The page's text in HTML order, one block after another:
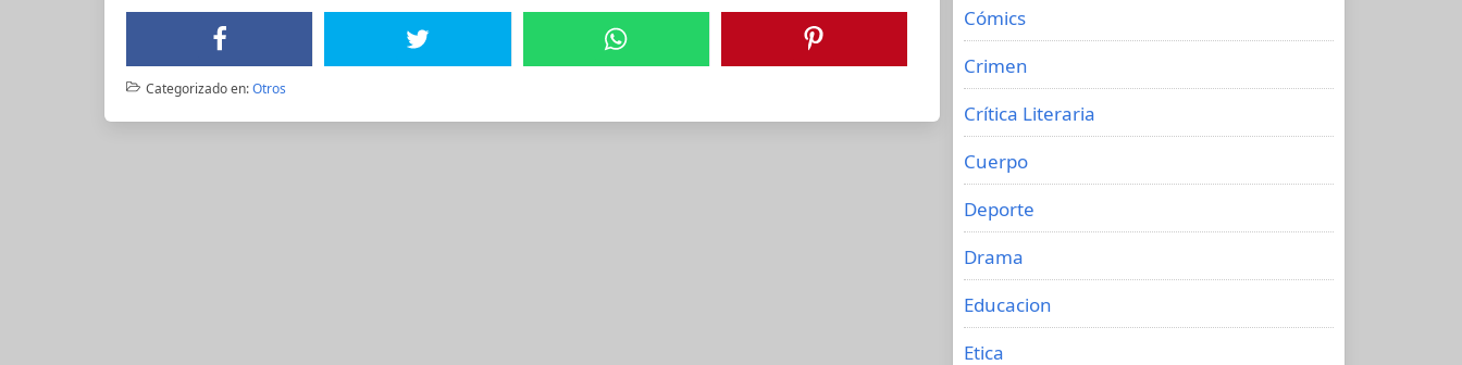
Categorizado en:Otros
Cómics
Crimen
Crítica Literaria
Cuerpo
Deporte
Drama
Educacion
Etica